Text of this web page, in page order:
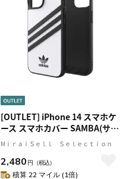
[OUTLET] iPhone 14 スマホケ
ース スマホカバー SAMBA(サン
バ)シリーズ ロゴ White(ホワイ
Originals[アディダス オリジナ
ルス]
MⅰｒａｉＳｅｌｌ Ｓｅｌｅｃｔｉｏｎ
2,480 円 （税込）
積算 22 マイル (1倍)